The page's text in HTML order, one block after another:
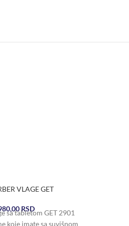
VLAGE GET
RSD
sa tabletom GET 2901
koje imate sa suvišnom